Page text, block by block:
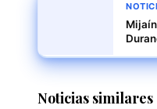
Noticias similares